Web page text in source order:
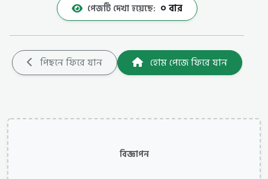
পেজটি দেখা হয়েছে: ০ বার
পিছনে ফিরে যান হোম পেজে ফিরে যান
বিজ্ঞাপন